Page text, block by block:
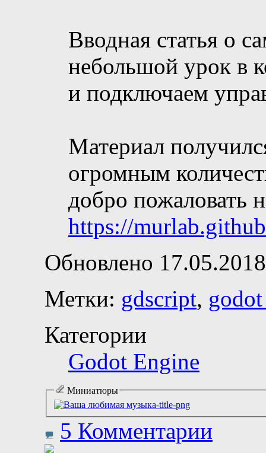
Вводная статья о
небольшой урок в
и подключаем
Материал
огромным
добро пожаловать
https://
Обновлено
Метки: gdscript,
Категории
Godot Engine
Миниатюры
5 Комментарии